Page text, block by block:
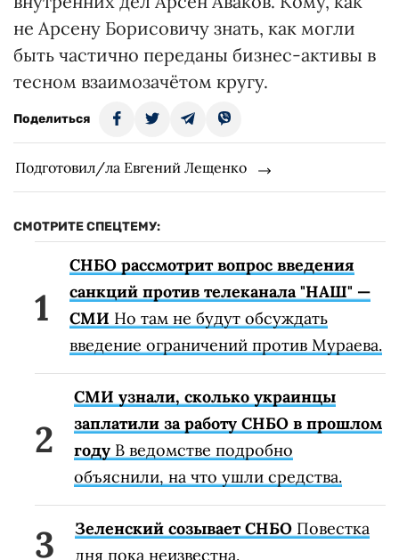
не Арсену Борисовичу знать, как могли
быть частично переданы бизнес-активы в
тесном взаимозачётом кругу.
Поделиться
Подготовил/ла Евгений Лещенко
СМОТРИТЕ СПЕЦТЕМУ:
СНБО рассмотрит вопрос введения
санкций против телеканала "НАШ" —
СМИ Но там не будут обсуждать
введение ограничений против Мураева.
СМИ узнали, сколько украинцы
заплатили за работу СНБО в прошлом
году В ведомстве подробно
объяснили, на что ушли средства.
Зеленский созывает СНБО Повестка
дня пока неизвестна.